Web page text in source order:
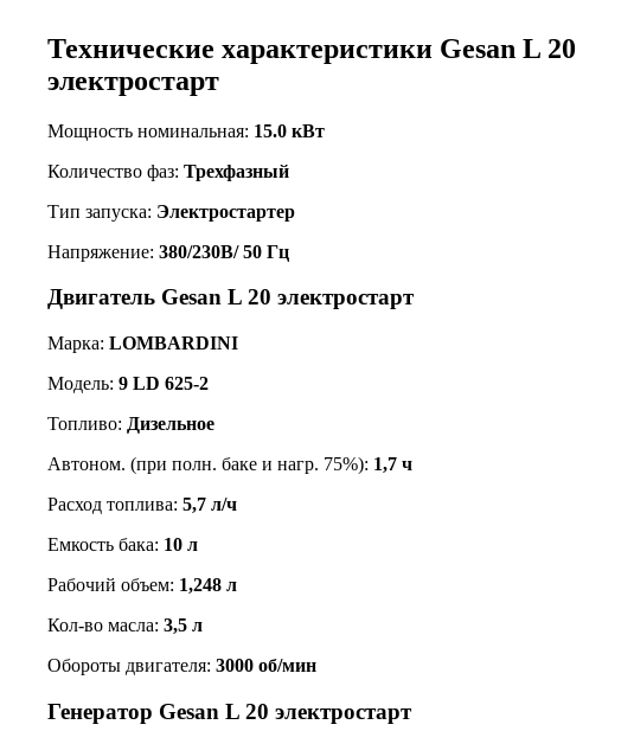
Технические характеристики Gesan L 20
электростарт
Мощность номинальная: 15.0 кВт
Количество фаз: Трехфазный
Тип запуска: Электростартер
Напряжение: 380/230В/ 50 Гц
Двигатель Gesan L 20 электростарт
Марка: LOMBARDINI
Модель: 9 LD 625-2
Топливо: Дизельное
Автоном. (при полн. баке и нагр. 75%): 1,7 ч
Расход топлива: 5,7 л/ч
Емкость бака: 10 л
Рабочий объем: 1,248 л
Кол-во масла: 3,5 л
Обороты двигателя: 3000 об/мин
Генератор Gesan L 20 электростарт